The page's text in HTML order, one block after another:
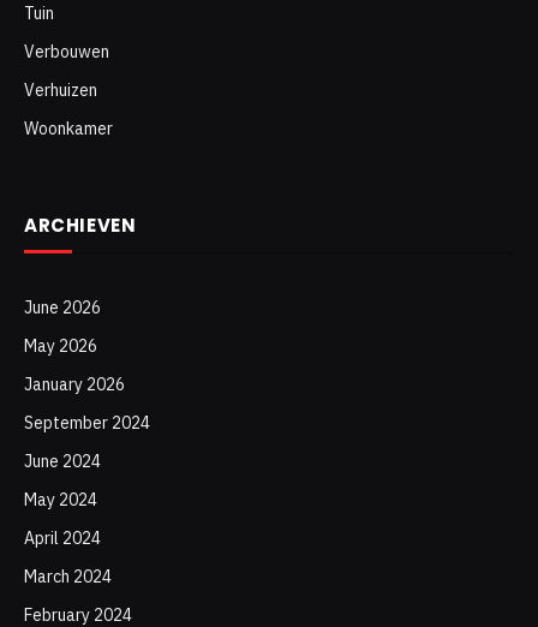
Tuin
Verbouwen
Verhuizen
Woonkamer
ARCHIEVEN
June 2026
May 2026
January 2026
September 2024
June 2024
May 2024
April 2024
March 2024
February 2024